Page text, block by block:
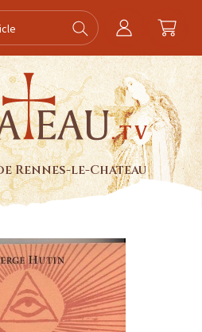
Rennes-le-Chateau